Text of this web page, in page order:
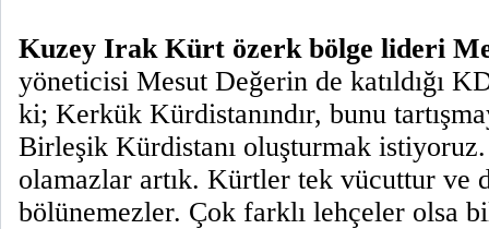
Kuzey Irak Kürt özerk bölge lideri
yöneticisi Mesut Değerin de katıldığı
ki; Kerkük Kürdistanındır, bunu
Birleşik Kürdistanı oluşturmak
olamazlar artık. Kürtler tek vücuttur ve
bölünemezler. Çok farklı lehçeler olsa